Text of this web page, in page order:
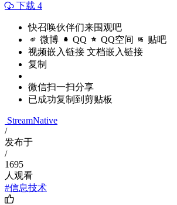
下载 4
快召唤伙伴们来围观吧
微博 QQ QQ空间 贴吧
视频嵌入链接 文档嵌入链接
复制
微信扫一扫分享
已成功复制到剪贴板
StreamNative
/
发布于
/
1695
人观看
#信息技术